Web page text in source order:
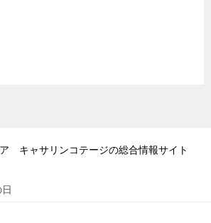
キャサリンコテージの総合情報サイト